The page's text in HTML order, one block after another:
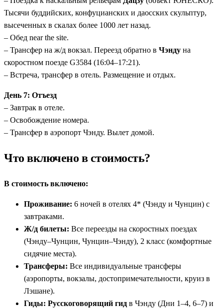
Тысячи буддийских, конфуцианских и даосских скульптур,
высеченных в скалах более 1000 лет назад.
– Обед near the site.
– Трансфер на ж/д вокзал. Переезд обратно в Чэнду на
скоростном поезде G3584 (16:04–17:21).
– Встреча, трансфер в отель. Размещение и отдых.
День 7: Отъезд
– Завтрак в отеле.
– Освобождение номера.
– Трансфер в аэропорт Чэнду. Вылет домой.
Что включено в стоимость?
В стоимость включено:
Проживание: 6 ночей в отелях 4* (Чэнду и Чунцин) с
завтраками.
Ж/д билеты: Все переезды на скоростных поездах
(Чэнду–Чунцин, Чунцин–Чэнду), 2 класс (комфортные
сидячие места).
Трансферы: Все индивидуальные трансферы
(аэропорты, вокзалы, достопримечательности, круиз в
Лэшане).
Гиды: Русскоговорящий гид в Чэнду (Дни 1–4, 6–7) и